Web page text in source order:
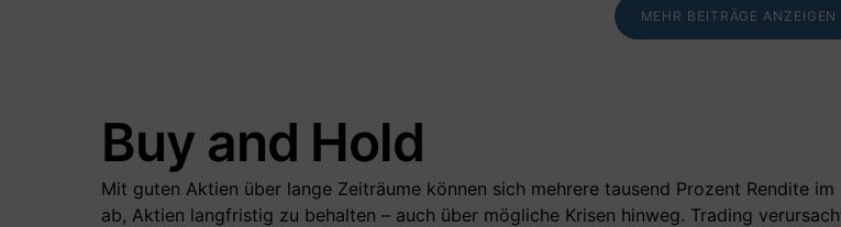
MEHR BEITRÄGE ANZEIGEN
Buy and Hold
Mit guten Aktien über lange Zeiträume können sich mehrere tausend Prozent Rendite
ab, Aktien langfristig zu behalten – auch über mögliche Krisen hinweg. Trading